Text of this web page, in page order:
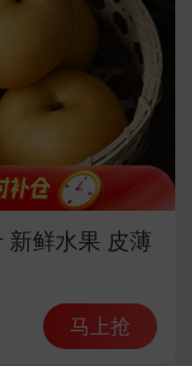
新鲜水果 皮薄
马上抢